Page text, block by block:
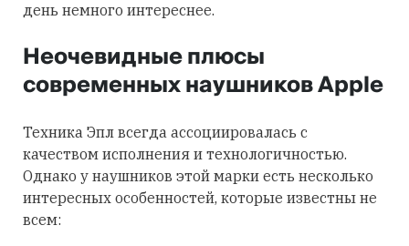
день немного интереснее.
Неочевидные плюсы
современных наушников Apple
Техника Эпл всегда ассоциировалась с
качеством исполнения и технологичностью.
Однако у наушников этой марки есть несколько
интересных особенностей, которые известны не
всем: